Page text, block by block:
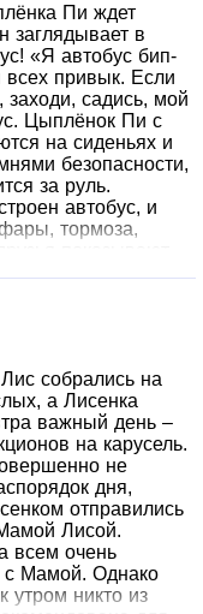
Пи ждет
заглядывает в
«Я автобус бип-
всех привык. Если
заходи, садись, мой
Цыплёнок Пи с
на сиденьях и
безопасности,
за руль.
автобус, и
тормоза,
показывают
малышу
мультика.
собрались на
а Лисенка
важный день –
на карусель.
не
дня,
отправились
Лисой.
всем очень
с Мамой. Однако
утром никто из